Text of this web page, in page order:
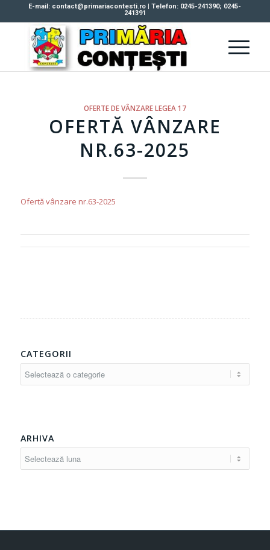
E-mail: contact@primariacontesti.ro | Telefon: 0245-241390; 0245-
241391
OFERTE DE VÂNZARE LEGEA 17
OFERTĂ VÂNZARE
NR.63-2025
Ofertă vânzare nr.63-2025
CATEGORII
ARHIVA